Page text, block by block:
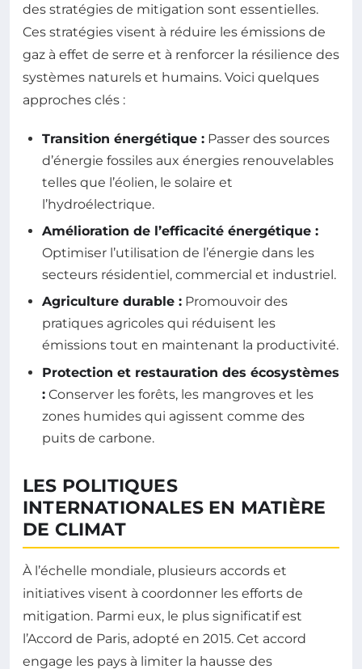
des stratégies de mitigation sont essentielles.
Ces stratégies visent à réduire les émissions de
gaz à effet de serre et à renforcer la résilience des
systèmes naturels et humains. Voici quelques
approches clés :
Transition énergétique : Passer des sources
d’énergie fossiles aux énergies renouvelables
telles que l’éolien, le solaire et
l’hydroélectrique.
Amélioration de l’efficacité énergétique :
Optimiser l’utilisation de l’énergie dans les
secteurs résidentiel, commercial et industriel.
Agriculture durable : Promouvoir des
pratiques agricoles qui réduisent les
émissions tout en maintenant la productivité.
Protection et restauration des écosystèmes
: Conserver les forêts, les mangroves et les
zones humides qui agissent comme des
puits de carbone.
LES POLITIQUES
INTERNATIONALES EN MATIÈRE
DE CLIMAT
À l’échelle mondiale, plusieurs accords et
initiatives visent à coordonner les efforts de
mitigation. Parmi eux, le plus significatif est
l’Accord de Paris, adopté en 2015. Cet accord
engage les pays à limiter la hausse des